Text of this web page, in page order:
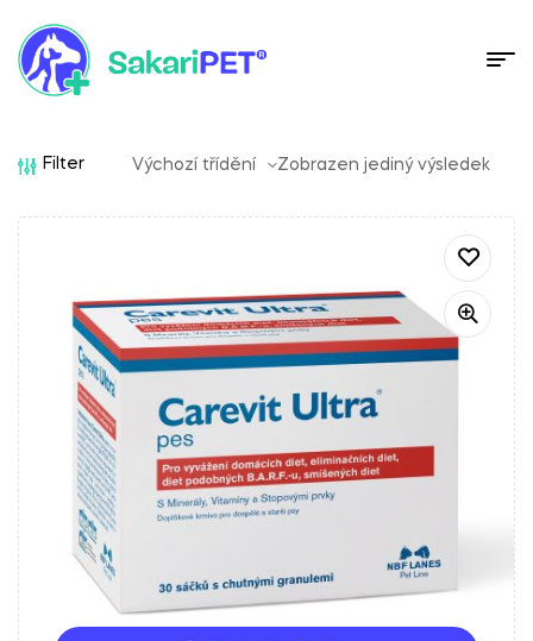
Filter Zobrazen jediný výsledek
Sakari AI Advisor
Doporučení veterinárních produktů